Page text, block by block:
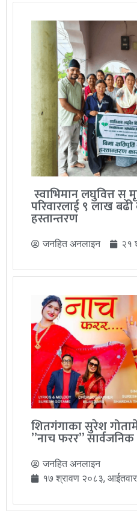
स्वाभिमान लघुवित्त
परिवारलाई ९ लाख
हस्तान्तरण
जनहित अनलाइन २१
शितगंगाका सुरेश
”नाच फरर” सार्वजनिक
जनहित अनलाइन
१७ श्रावण २०८३,